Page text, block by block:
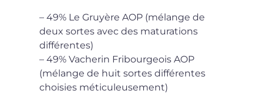
– 49% Le Gruyère AOP (mélange de
deux sortes avec des maturations
différentes)
– 49% Vacherin Fribourgeois AOP
(mélange de huit sortes différentes
choisies méticuleusement)